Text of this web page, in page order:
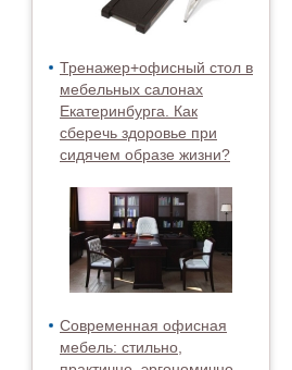
Тренажер+офисный стол в
мебельных салонах
Екатеринбурга. Как
сберечь здоровье при
сидячем образе жизни?
Современная офисная
мебель: стильно,